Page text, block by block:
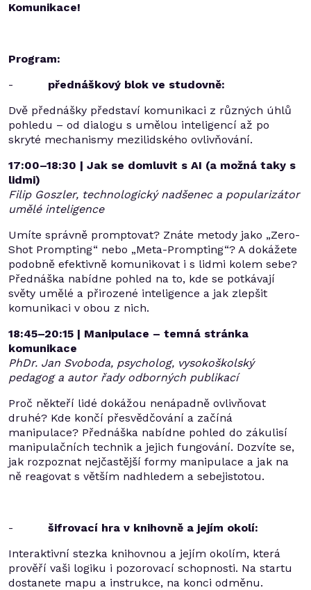
Komunikace!
Program:
- přednáškový blok ve studovně:
Dvě přednášky představí komunikaci z různých úhlů
pohledu – od dialogu s umělou inteligencí až po
skryté mechanismy mezilidského ovlivňování.
17:00–18:30 | Jak se domluvit s AI (a možná taky s
lidmi)
Filip Goszler, technologický nadšenec a popularizátor
umělé inteligence
Umíte správně promptovat? Znáte metody jako „Zero-
Shot Prompting“ nebo „Meta-Prompting“? A dokážete
podobně efektivně komunikovat i s lidmi kolem sebe?
Přednáška nabídne pohled na to, kde se potkávají
světy umělé a přirozené inteligence a jak zlepšit
komunikaci v obou z nich.
18:45–20:15 | Manipulace – temná stránka
komunikace
PhDr. Jan Svoboda, psycholog, vysokoškolský
pedagog a autor řady odborných publikací
Proč někteří lidé dokážou nenápadně ovlivňovat
druhé? Kde končí přesvědčování a začíná
manipulace? Přednáška nabídne pohled do zákulisí
manipulačních technik a jejich fungování. Dozvíte se,
jak rozpoznat nejčastější formy manipulace a jak na
ně reagovat s větším nadhledem a sebejistotou.
- šifrovací hra v knihovně a jejím okolí:
Interaktivní stezka knihovnou a jejím okolím, která
prověří vaši logiku i pozorovací schopnosti. Na startu
dostanete mapu a instrukce, na konci odměnu.